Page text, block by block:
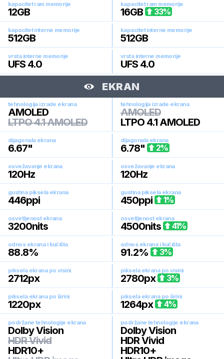
kapacitet ram memorije
12GB
kapacitet ram memorije
16GB 33%
kapacitet interne memorije
512GB
kapacitet interne memorije
512GB
vrsta interne memorije
UFS 4.0
vrsta interne memorije
UFS 4.0
EKRAN
tehnologija izrade ekrana
AMOLED
LTPO 4.1 AMOLED
tehnologija izrade ekrana
AMOLED
LTPO 4.1 AMOLED
dijagonala ekrana
6.67"
dijagonala ekrana
6.78" 2%
osvežavanje ekrana
120Hz
osvežavanje ekrana
120Hz
gustina piksela ekrana
446ppi
gustina piksela ekrana
450ppi 1%
osvetljenost ekrana
3200nits
osvetljenost ekrana
4500nits 41%
odnos ekrana i kućišta
88.8%
odnos ekrana i kućišta
91.2% 3%
piksela ekrana po visini
2712px
piksela ekrana po visini
2780px 3%
piksela ekrana po širini
1220px
piksela ekrana po širini
1264px 4%
podržane tehnologije ekrana
Dolby Vision
HDR Vivid
HDR10+
podržane tehnologije ekrana
Dolby Vision
HDR Vivid
HDR10+